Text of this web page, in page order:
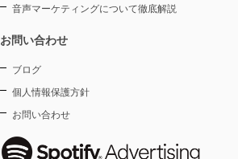
音声マーケティングについて徹底解説
お問い合わせ
ブログ
個人情報保護方針
お問い合わせ